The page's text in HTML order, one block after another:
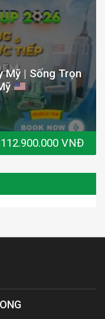
Mỹ | Sống Trọn
112.900.000 VNĐ